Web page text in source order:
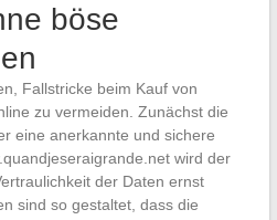
böse
Fallstricke beim Kauf von
zu vermeiden. Zunächst die
eine anerkannte und sichere
wird der
der Daten ernst
sind so gestaltet, dass die